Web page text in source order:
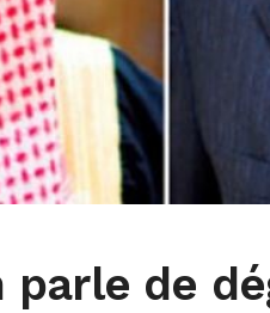
parle de